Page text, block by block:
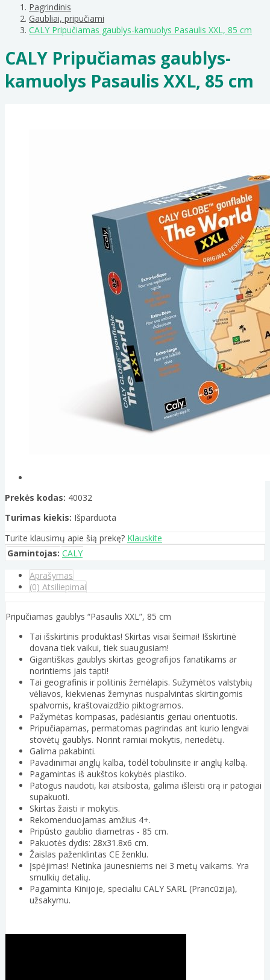
Pagrindinis
Gaubliai, pripučiami
CALY Pripučiamas gaublys-kamuolys Pasaulis XXL, 85 cm
CALY Pripučiamas gaublys-
kamuolys Pasaulis XXL, 85 cm
Prekės kodas: 40032
Turimas kiekis: Išparduota
Turite klausimų apie šią prekę? Klauskite
Gamintojas: CALY
Aprašymas
(0) Atsiliepimai
Pripučiamas gaublys “Pasaulis XXL”, 85 cm
Tai išskirtinis produktas! Skirtas visai šeimai! Išskirtinė
dovana tiek vaikui, tiek suaugusiam!
Gigantiškas gaublys skirtas geografijos fanatikams ar
norintiems jais tapti!
Tai geografinis ir politinis žemėlapis. Sužymėtos valstybių
vėliavos, kiekvienas žemynas nuspalvintas skirtingomis
spalvomis, kraštovaizdžio piktogramos.
Pažymėtas kompasas, padėsiantis geriau orientuotis.
Pripučiapamas, permatomas pagrindas ant kurio lengvai
stovėtų gaublys. Norint ramiai mokytis, neriedėtų.
Galima pakabinti.
Pavadinimai anglų kalba, todėl tobulinsite ir anglų kalbą.
Pagamintas iš aukštos kokybės plastiko.
Patogus naudoti, kai atsibosta, galima išleisti orą ir patogiai
supakuoti.
Skirtas žaisti ir mokytis.
Rekomenduojamas amžius 4+.
Pripūsto gaublio diametras - 85 cm.
Pakuotės dydis: 28x31.8x6 cm.
Žaislas paženklintas CE ženklu.
Įspėjimas! Netinka jaunesniems nei 3 metų vaikams. Yra
smulkių detalių.
Pagaminta Kinijoje, specialiu CALY SARL (Prancūzija),
užsakymu.